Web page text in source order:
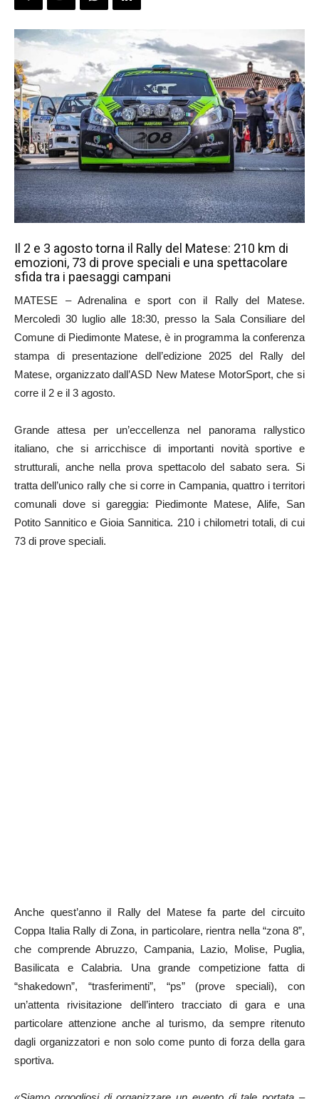
Il 2 e 3 agosto torna il Rally del Matese: 210 km di
emozioni, 73 di prove speciali e una spettacolare
sfida tra i paesaggi campani
MATESE – Adrenalina e sport con il Rally del Matese.
Mercoledì 30 luglio alle 18:30, presso la Sala Consiliare del
Comune di Piedimonte Matese, è in programma la conferenza
stampa di presentazione dell’edizione 2025 del Rally del
Matese, organizzato dall’ASD New Matese MotorSport, che si
corre il 2 e il 3 agosto.
Grande attesa per un’eccellenza nel panorama rallystico
italiano, che si arricchisce di importanti novità sportive e
strutturali, anche nella prova spettacolo del sabato sera. Si
tratta dell’unico rally che si corre in Campania, quattro i territori
comunali dove si gareggia: Piedimonte Matese, Alife, San
Potito Sannitico e Gioia Sannitica. 210 i chilometri totali, di cui
73 di prove speciali.
Anche quest’anno il Rally del Matese fa parte del circuito
Coppa Italia Rally di Zona, in particolare, rientra nella “zona 8”,
che comprende Abruzzo, Campania, Lazio, Molise, Puglia,
Basilicata e Calabria. Una grande competizione fatta di
“shakedown”, “trasferimenti”, “ps” (prove speciali), con
un’attenta rivisitazione dell’intero tracciato di gara e una
particolare attenzione anche al turismo, da sempre ritenuto
dagli organizzatori e non solo come punto di forza della gara
sportiva.